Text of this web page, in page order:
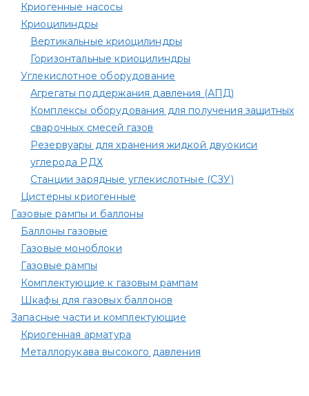
Криогенные насосы
Криоцилиндры
Вертикальные криоцилиндры
Горизонтальные криоцилиндры
Углекислотное оборудование
Агрегаты поддержания давления (АПД)
Комплексы оборудования для получения защитных
сварочных смесей газов
Резервуары для хранения жидкой двуокиси
углерода РДХ
Станции зарядные углекислотные (СЗУ)
Цистерны криогенные
Газовые рампы и баллоны
Баллоны газовые
Газовые моноблоки
Газовые рампы
Комплектующие к газовым рампам​
Шкафы для газовых баллонов
Запасные части и комплектующие
Криогенная арматура
Металлорукава высокого давления